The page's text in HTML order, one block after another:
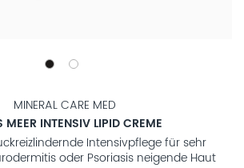
MINERAL CARE MED
MEER INTENSIV LIPID CREME
Intensivpflege für sehr
oder Psoriasis neigende Haut